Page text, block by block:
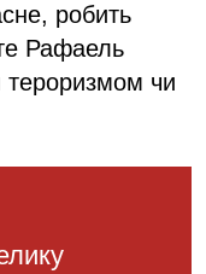
робить
Рафаель
тероризмом чи